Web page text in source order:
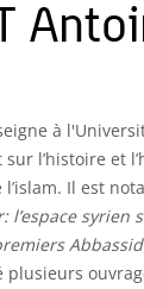
à
l’histoire et
Il est
l’espace syrien
plusieurs